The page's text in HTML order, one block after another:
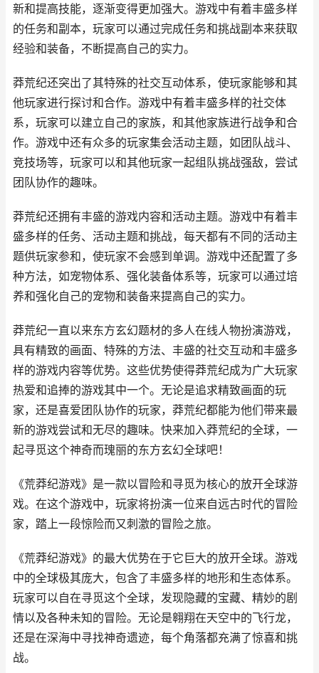
新和提高技能，逐渐变得更加强大。游戏中有着丰盛多样
的任务和副本，玩家可以通过完成任务和挑战副本来获取
经验和装备，不断提高自己的实力。
莽荒纪还突出了其特殊的社交互动体系，使玩家能够和其
他玩家进行探讨和合作。游戏中有着丰盛多样的社交体
系，玩家可以建立自己的家族，和其他家族进行战争和合
作。游戏中还有众多的玩家集会活动主题，如团队战斗、
竞技场等，玩家可以和其他玩家一起组队挑战强敌，尝试
团队协作的趣味。
莽荒纪还拥有丰盛的游戏内容和活动主题。游戏中有着丰
盛多样的任务、活动主题和挑战，每天都有不同的活动主
题供玩家参和，使玩家不会感到单调。游戏中还配置了多
种方法，如宠物体系、强化装备体系等，玩家可以通过培
养和强化自己的宠物和装备来提高自己的实力。
莽荒纪一直以来东方玄幻题材的多人在线人物扮演游戏，
具有精致的画面、特殊的方法、丰盛的社交互动和丰盛多
样的游戏内容等优势。这些优势使得莽荒纪成为广大玩家
热爱和追捧的游戏其中一个。无论是追求精致画面的玩
家，还是喜爱团队协作的玩家，莽荒纪都能为他们带来最
新的游戏尝试和无尽的趣味。快来加入莽荒纪的全球，一
起寻觅这个神奇而瑰丽的东方玄幻全球吧！
《荒莽纪游戏》是一款以冒险和寻觅为核心的放开全球游
戏。在这个游戏中，玩家将扮演一位来自远古时代的冒险
家，踏上一段惊险而又刺激的冒险之旅。
《荒莽纪游戏》的最大优势在于它巨大的放开全球。游戏
中的全球极其庞大，包含了丰盛多样的地形和生态体系。
玩家可以自在寻觅这个全球，发现隐藏的宝藏、精妙的剧
情以及各种未知的冒险。无论是翱翔在天空中的飞行龙，
还是在深海中寻找神奇遗迹，每个角落都充满了惊喜和挑
战。